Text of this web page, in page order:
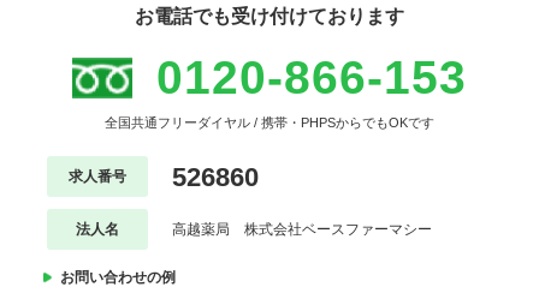
お電話でも受け付けております
0120-866-153
全国共通フリーダイヤル / 携帯・PHPSからでもOKです
求人番号 526860
法人名 高越薬局 株式会社ベースファーマシー
お問い合わせの例